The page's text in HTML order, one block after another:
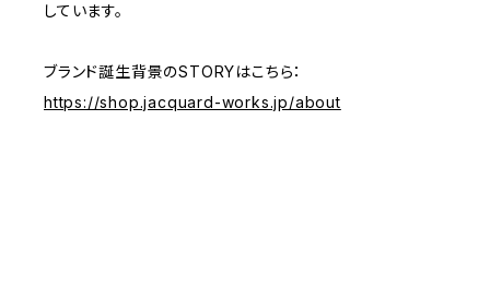
しています。
ブランド誕生背景のSTORYはこちら：
https://shop.jacquard-works.jp/about